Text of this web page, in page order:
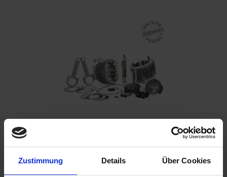
Zustimmung Details Über Cookies
lieferbar ist.